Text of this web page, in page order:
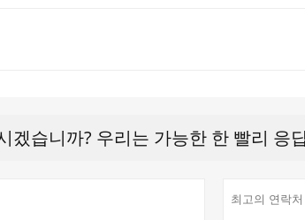
겠습니까? 우리는 가능한 한 빨리 응